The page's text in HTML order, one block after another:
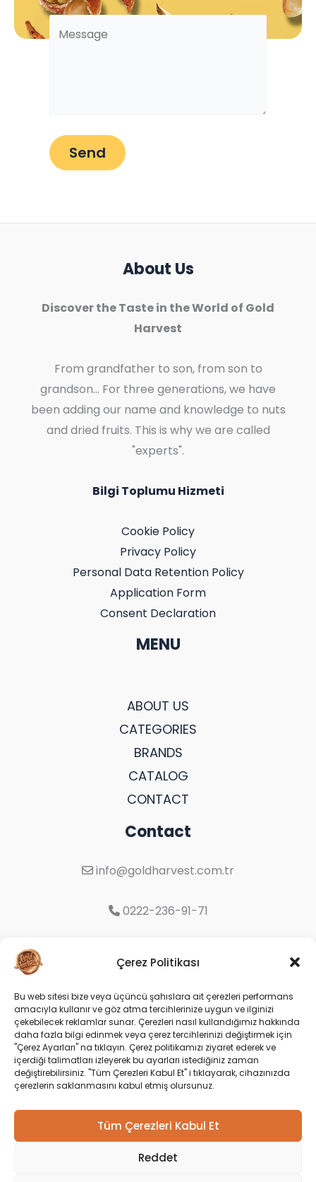
Çerez Politikası
Bu web sitesi bize veya üçüncü şahıslara ait çerezleri performans
amacıyla kullanır ve göz atma tercihlerinize uygun ve ilginizi
çekebilecek reklamlar sunar. Çerezleri nasıl kullandığımız hakkında
daha fazla bilgi edinmek veya çerez tercihlerinizi değiştirmek için
"Çerez Ayarları" na tıklayın. Çerez politikamızı ziyaret ederek ve
içerdiği talimatları izleyerek bu ayarları istediğiniz zaman
değiştirebilirsiniz. "Tüm Çerezleri Kabul Et" i tıklayarak, cihazınızda
çerezlerin saklanmasını kabul etmiş olursunuz.
Tüm Çerezleri Kabul Et
Reddet
About Us
Discover the Taste in the World of Gold
Harvest
From grandfather to son, from son to
grandson... For three generations, we have
been adding our name and knowledge to nuts
and dried fruits. This is why we are called
"experts".
Bilgi Toplumu Hizmeti
Cookie Policy
Privacy Policy
Personal Data Retention Policy
Application Form
Consent Declaration
MENU
ABOUT US
CATEGORIES
BRANDS
CATALOG
CONTACT
Contact
info@goldharvest.com.tr
0222-236-91-71
Odunpazarı/Eskişehir
Social
Copyright © 2026 Gold Harvest |